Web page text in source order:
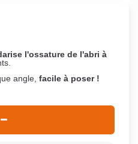
l'ossature de l'abri à
angle, facile à poser !